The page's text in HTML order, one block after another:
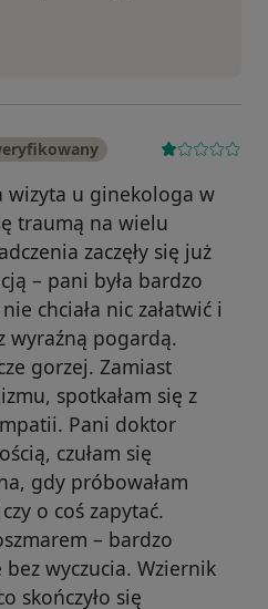
wizyta u ginekologa w
traumą na wielu
zaczęły się już
– pani była bardzo
chciała nic załatwić i
wyraźną pogardą.
gorzej. Zamiast
spotkałam się z
Pani doktor
czułam się
gdy próbowałam
o coś zapytać.
– bardzo
wyczucia. Wziernik
skończyło się